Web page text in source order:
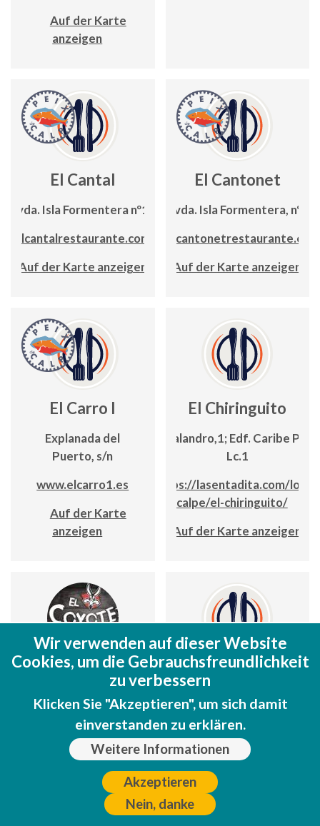
Auf der Karte
anzeigen
El Cantal
Avda. Isla Formentera nº16
elcantalrestaurante.com
Auf der Karte anzeigen
El Cantonet
Avda. Isla Formentera, nº5
elcantonetrestaurante.es
Auf der Karte anzeigen
El Carro I
Explanada del
Puerto, s/n
www.elcarro1.es
Auf der Karte
anzeigen
El Chiringuito
C/ Balandro,1; Edf. Caribe
Lc.1
https://lasentadita.com/
calpe/el-chiringuito/
Auf der Karte anzeigen
El Coyote
Puerto de Santa Maria, Edf Palau
Lc2
ElCoyoteCalpe
Auf der Karte anzeigen
El Escorial
C/ Pintor Sorolla 4; Edf. Apolo
3
www.facebook.com/
Auf der Karte anzeigen
Wir verwenden auf dieser Website
Cookies, um die Gebrauchsfreundlichkeit
zu verbessern
Klicken Sie "Akzeptieren", um sich damit
einverstanden zu erklären.
Weitere Informationen
Akzeptieren
Nein, danke